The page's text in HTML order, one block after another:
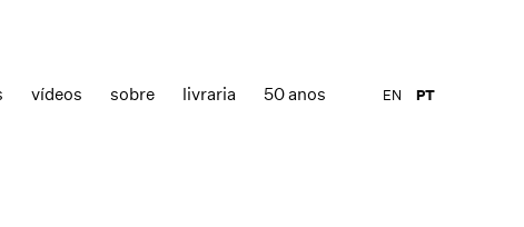
vídeos sobre livraria 50 anos PT
EN